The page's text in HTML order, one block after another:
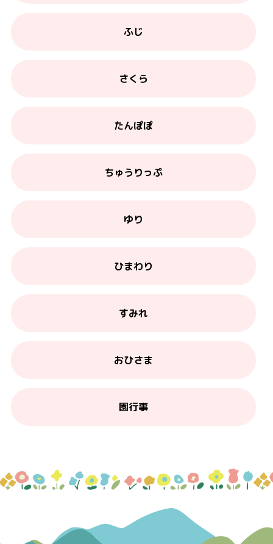
ふじ
さくら
たんぽぽ
ちゅうりっぷ
ゆり
ひまわり
すみれ
おひさま
園行事